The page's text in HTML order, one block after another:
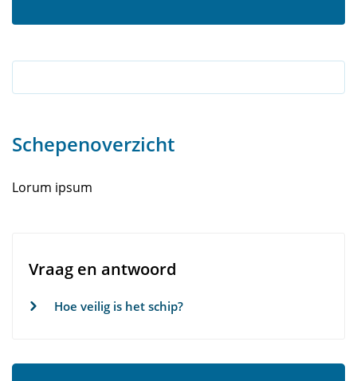
Schepenoverzicht
Lorum ipsum
Vraag en antwoord
Hoe veilig is het schip?